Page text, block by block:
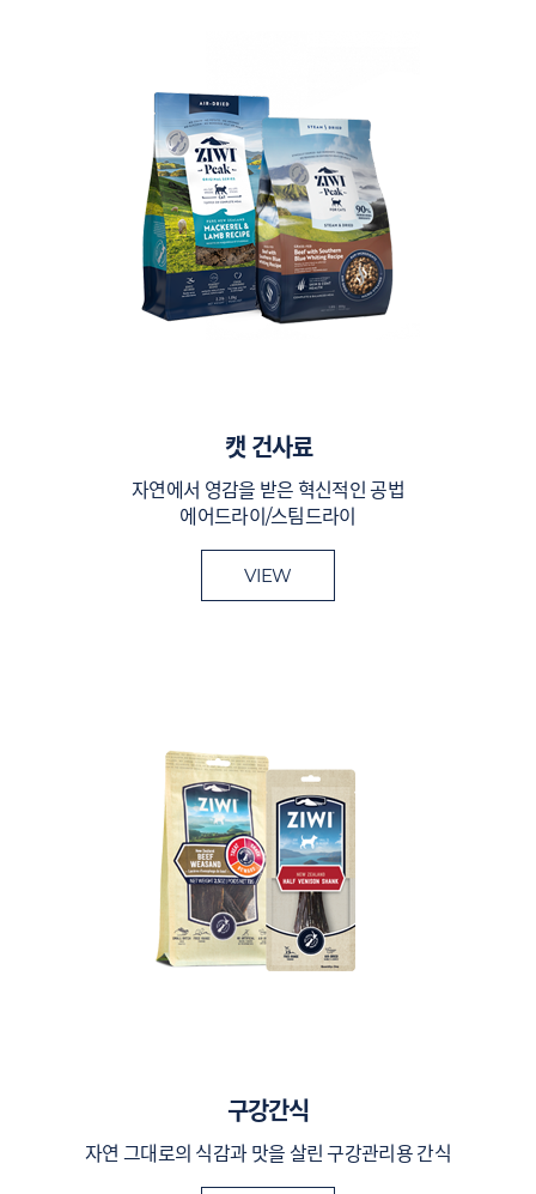
캣 건사료
자연에서 영감을 받은 혁신적인 공법
에어드라이/스팀드라이
VIEW
구강간식
자연 그대로의 식감과 맛을 살린 구강관리용 간식